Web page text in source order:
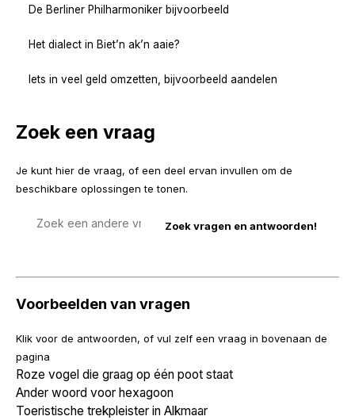
De Berliner Philharmoniker bijvoorbeeld
Het dialect in Biet’n ak’n aaie?
Iets in veel geld omzetten, bijvoorbeeld aandelen
Zoek een vraag
Je kunt hier de vraag, of een deel ervan invullen om de
beschikbare oplossingen te tonen.
Voorbeelden van vragen
Klik voor de antwoorden, of vul zelf een vraag in bovenaan de
pagina
Roze vogel die graag op één poot staat
Ander woord voor hexagoon
Toeristische trekpleister in Alkmaar